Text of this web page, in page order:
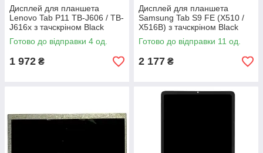
Дисплей для планшета
Lenovo Tab P11 TB-J606 / TB-
J616x з тачскріном Black
Готово до відправки 4 од.
1 972 ₴
Дисплей для планшета
Samsung Tab S9 FE (X510 /
X516B) з тачскріном Black
Готово до відправки 11 од.
2 177 ₴